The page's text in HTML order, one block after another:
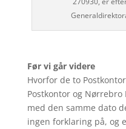
Før vi går videre
Hvorfor de to
Postkontor og
med den samme dato
ingen forklaring på, og